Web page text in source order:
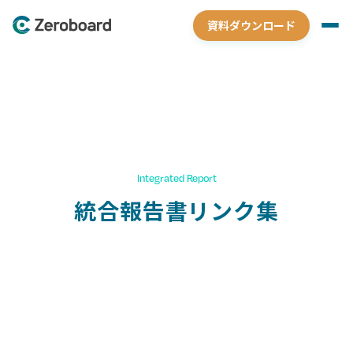
資料ダウンロード
Integrated Report
統合報告書リンク集